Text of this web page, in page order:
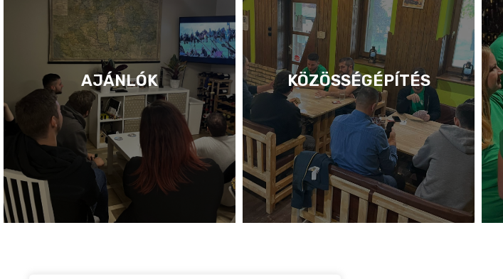
AJÁNLÓK KÖZÖSSÉGÉPÍTÉS